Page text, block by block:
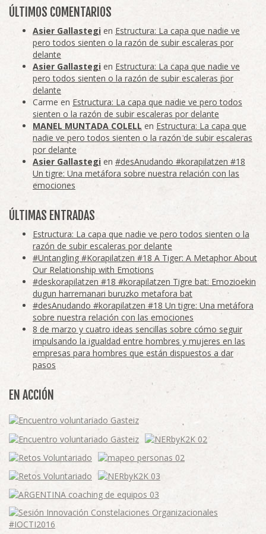
ÚLTIMOS COMENTARIOS
Asier Gallastegi en Estructura: La capa que nadie ve
pero todos sienten o la razón de subir escaleras por
delante
Asier Gallastegi en Estructura: La capa que nadie ve
pero todos sienten o la razón de subir escaleras por
delante
Carme en Estructura: La capa que nadie ve pero todos
sienten o la razón de subir escaleras por delante
MANEL MUNTADA COLELL en Estructura: La capa que
nadie ve pero todos sienten o la razón de subir escaleras
por delante
Asier Gallastegi en #desAnudando #korapilatzen #18
Un tigre: Una metáfora sobre nuestra relación con las
emociones
ÚLTIMAS ENTRADAS
Estructura: La capa que nadie ve pero todos sienten o la
razón de subir escaleras por delante
#Untangling #Korapilatzen #18 A Tiger: A Metaphor About
Our Relationship with Emotions
#deskorapilatzen #18 #korapilatzen Tigre bat: Emozioekin
dugun harremanari buruzko metafora bat
#desAnudando #korapilatzen #18 Un tigre: Una metáfora
sobre nuestra relación con las emociones
8 de marzo y cuatro ideas sencillas sobre cómo seguir
impulsando la igualdad entre hombres y mujeres en las
empresas para hombres que están dispuestos a dar
pasos
EN ACCIÓN